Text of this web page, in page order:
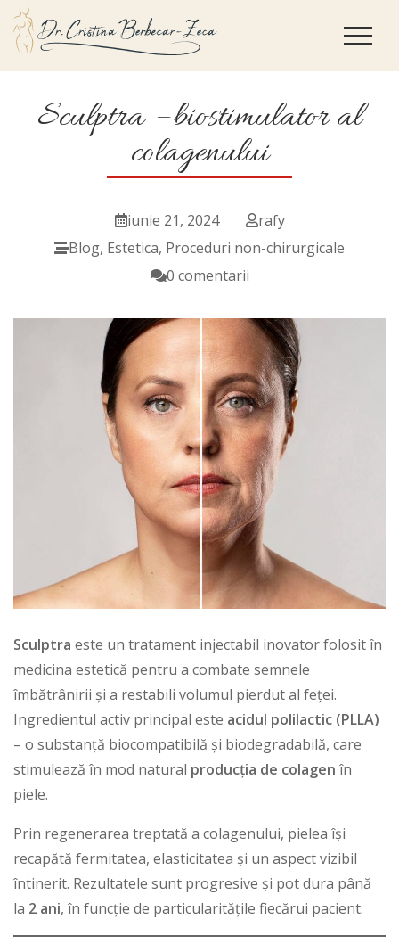
Sculptra – biostimulator al
colagenului
iunie 21, 2024
rafy
Blog, Estetica, Proceduri non-chirurgicale
0 comentarii
Sculptra este un tratament injectabil inovator folosit în
medicina estetică pentru a combate semnele
îmbătrânirii și a restabili volumul pierdut al feței.
Ingredientul activ principal este acidul polilactic (PLLA)
– o substanță biocompatibilă și biodegradabilă, care
stimulează în mod natural producția de colagen în
piele.
Prin regenerarea treptată a colagenului, pielea își
recapătă fermitatea, elasticitatea și un aspect vizibil
întinerit. Rezultatele sunt progresive și pot dura până
la 2 ani, în funcție de particularitățile fiecărui pacient.